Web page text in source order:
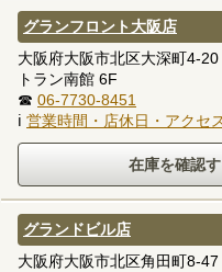
グランフロント大阪店
大阪府大阪市北区大深町4-
トラン南館 6F
☎ 06-7730-8451
ℹ 営業時間・店休日・アクセ
グランドビル店
大阪府大阪市北区角田町8-